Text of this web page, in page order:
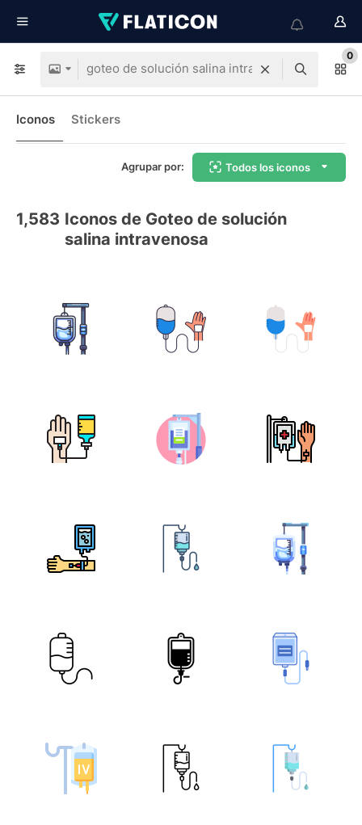
0
Iconos Stickers
Agrupar por: Todos los iconos
1,583 Iconos de Goteo de solución
salina intravenosa